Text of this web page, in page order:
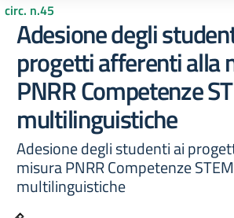
circ. n.45
Adesione degli
progetti afferenti alla
PNRR Competenze
multilinguistiche
Adesione degli studenti ai
misura PNRR Competenze
multilinguistiche